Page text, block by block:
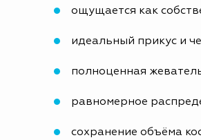
ощущается как
идеальный прикус и
полноценная
равномерное
сохранение объёма